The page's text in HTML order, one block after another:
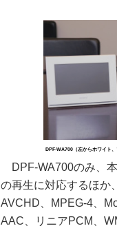
DPF-WA700（左からホワイト、
DPF-WA700のみ、
の再生に対応するほか
AVCHD、MPEG-4、
AAC、リニアPCM、